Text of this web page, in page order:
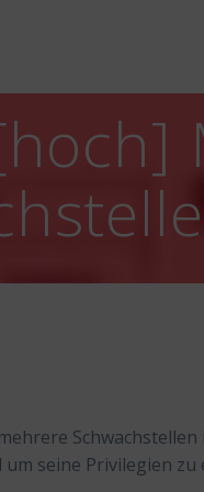
seine Privilegien zu